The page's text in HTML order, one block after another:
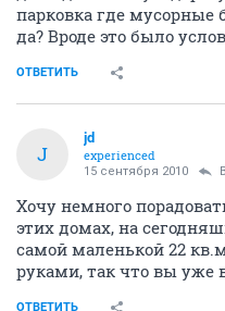
парковка где
да? Вроде это было
ОТВЕТИТЬ
J
jd
experienced
15 сентября 2010
Хочу немного
этих домах, на
самой маленькой 22
руками, так что вы уже
ОТВЕТИТЬ